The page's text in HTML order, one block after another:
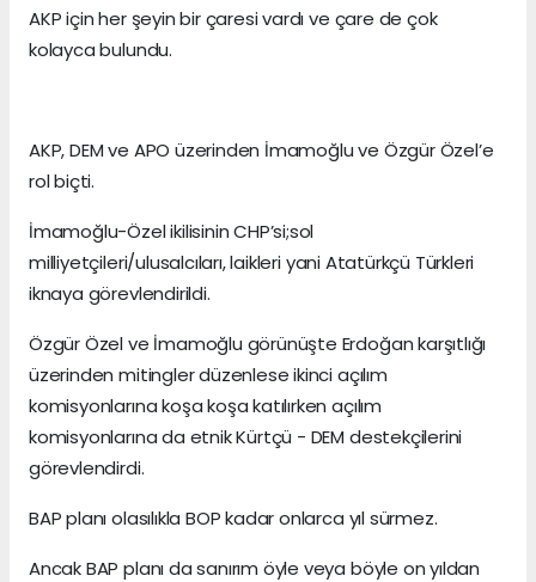
AKP için her şeyin bir çaresi vardı ve çare de çok
kolayca bulundu.
AKP, DEM ve APO üzerinden İmamoğlu ve Özgür Özel’e
rol biçti.
İmamoğlu-Özel ikilisinin CHP’si;sol
milliyetçileri/ulusalcıları, laikleri yani Atatürkçü Türkleri
iknaya görevlendirildi.
Özgür Özel ve İmamoğlu görünüşte Erdoğan karşıtlığı
üzerinden mitingler düzenlese ikinci açılım
komisyonlarına koşa koşa katılırken açılım
komisyonlarına da etnik Kürtçü - DEM destekçilerini
görevlendirdi.
BAP planı olasılıkla BOP kadar onlarca yıl sürmez.
Ancak BAP planı da sanırım öyle veya böyle on yıldan